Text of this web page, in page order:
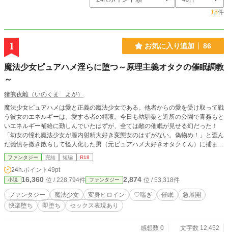
18件
1 お気に入り追加 86
魔法少女ピュアハメ淫らに堕つ～原理主義オタクの催眠調教
～
猪熊夜離（いのくま よが）
魔法少女ピュアハメは愛と正義の魔法少女である。他者からの愛を受け取って戦
う彼女のエネルギーは、愛する者の精液。今日も幼馴染と近所の公園で青姦もと
いエネルギー補給に勤しんでいたはずが、全ては敵の催眠が見せる幻だった！
「幼女の憧れ魔法少女が膣内射精大好き変態女のはずがない。偽物め！」と歪ん
だ義憤を撒き散らして怪人化した男（元ピュアハメ大好きオタクくん）に捕ま
り、催眠で身体の自由を奪われ何度もアヘらされる魔法少女の明日はどっちだ！
ファンタジー 完結 短編 R18
24h.ポイント 49pt
小説 16,360 位 / 228,794件 ファンタジー 2,874 位 / 53,318件
ファンタジー 魔法少女 変身ヒロイン ♡喘ぎ 催眠
急展開
快楽堕ち
即堕ち セックス表現あり
感想数 0
文字数 12,452